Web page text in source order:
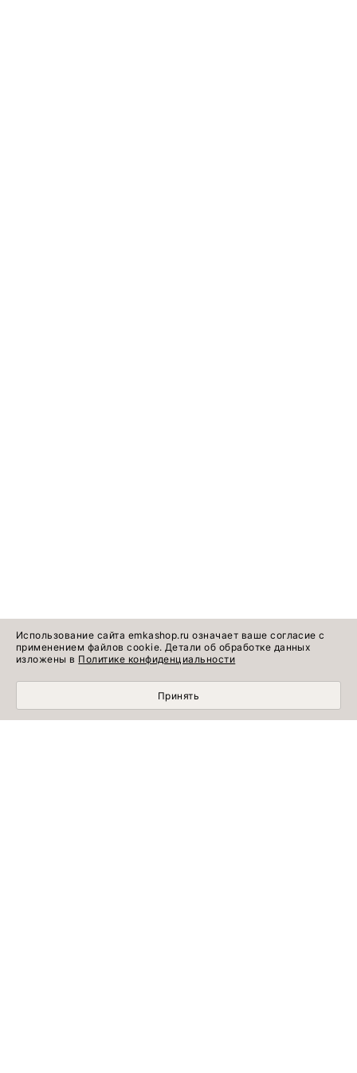
Использование сайта emkashop.ru означает ваше согласие с
применением файлов cookie. Детали об обработке данных
изложены в Политике конфиденциальности
Принять